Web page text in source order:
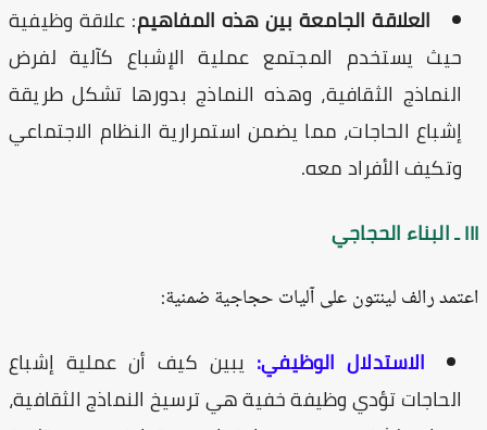
العلاقة الجامعة بين هذه المفاهيم: علاقة وظيفية
حيث يستخدم المجتمع عملية الإشباع كآلية لفرض
النماذج الثقافية، وهذه النماذج بدورها تشكل طريقة
إشباع الحاجات، مما يضمن استمرارية النظام الاجتماعي
وتكيف الأفراد معه.
رالف لينتون على آليات حجاجية ضمنية:
الاستدلال الوظيفي:يبين كيف أن عملية إشباع
الحاجات تؤدي وظيفة خفية هي ترسيخ النماذج الثقافية،